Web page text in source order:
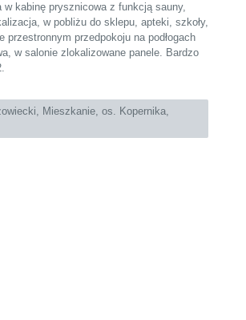
w kabinę prysznicowa z funkcją sauny,
w pobliżu do sklepu, apteki, szkoły,
przedpokoju na podłogach
w salonie zlokalizowane panele. Bardzo
, Mieszkanie, os. Kopernika,